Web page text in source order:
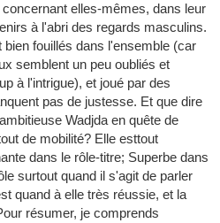
elles-mêmes, dans leur
à l'abri des regards masculins.
fouillés dans l'ensemble (car
semblent un peu oubliés et
à l'intrigue), et joué par des
pas de justesse. Et que dire
Wadjda en quête de
de mobilité? Elle esttout
dans le rôle-titre; Superbe dans
surtout quand il s'agit de parler
quand à elle très réussie, et la
résumer, je comprends